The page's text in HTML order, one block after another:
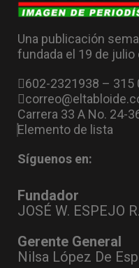
Una publicación
fundada el 19 de julio
602-2321938 – 315
Carrera 33 A No. 24-
Elemento de lista
Síguenos en:
Fundador
JOSÉ W. ESPEJO R.
Gerente General
Nilsa López De